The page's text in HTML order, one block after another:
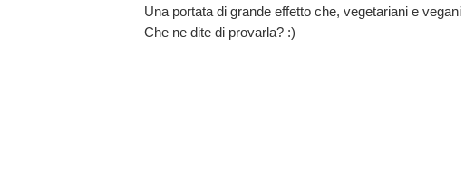
Una portata di grande effetto che, vegetariani e
Che ne dite di provarla? :)